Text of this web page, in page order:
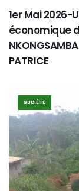
1er Mai
économique
NKONGSAMBA
PATRICE
SOCIÉTE